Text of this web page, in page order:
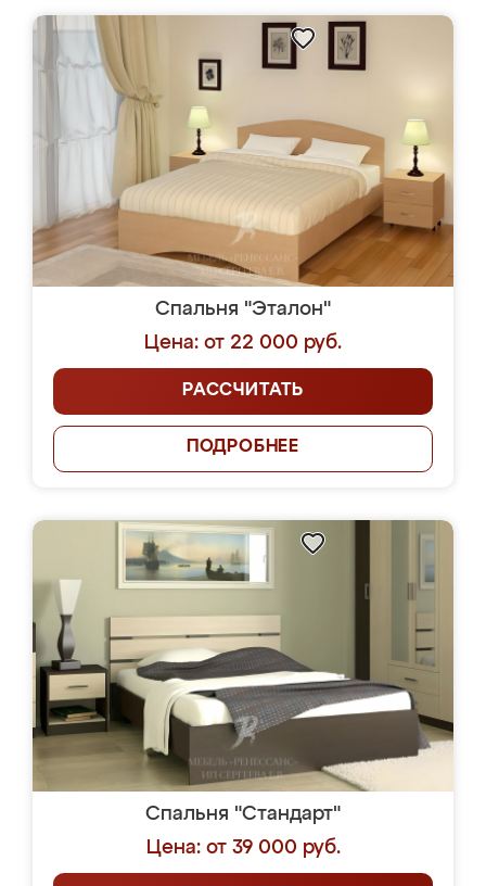
Спальня "Эталон"
Цена: от 22 000 руб.
РАССЧИТАТЬ
ПОДРОБНЕЕ
Спальня "Стандарт"
Цена: от 39 000 руб.